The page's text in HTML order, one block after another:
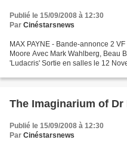
Publié le 15/09/2008 à 12:30
Par Cinéstarsnews
MAX PAYNE - Bande-annonce 2
Moore Avec Mark Wahlberg, Beau
'Ludacris' Sortie en salles le 12
The Imaginarium of Dr
Publié le 15/09/2008 à 12:30
Par Cinéstarsnews